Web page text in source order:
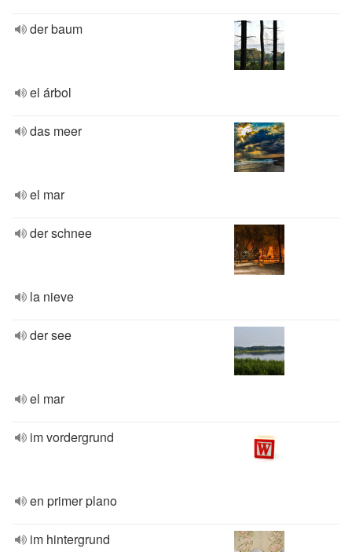
der baum
el árbol
das meer
el mar
der schnee
la nieve
der see
el mar
im vordergrund
en primer plano
im hintergrund